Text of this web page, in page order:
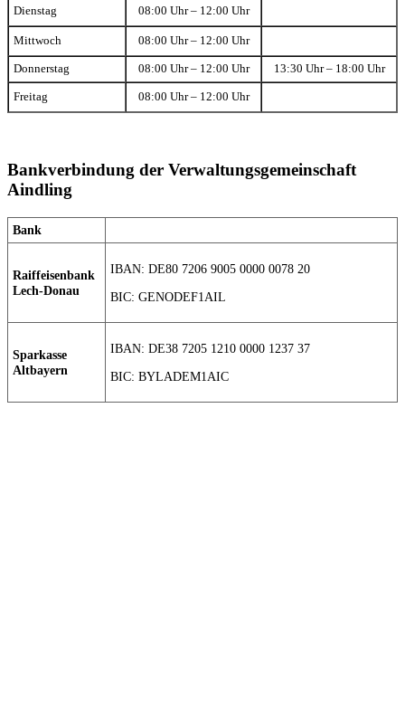
Dienstag 08:00 Uhr – 12:00 Uhr
Mittwoch 08:00 Uhr – 12:00 Uhr
Donnerstag 08:00 Uhr – 12:00 Uhr 13:30 Uhr – 18:00 Uhr
Freitag 08:00 Uhr – 12:00 Uhr
Bankverbindung der Verwaltungsgemeinschaft
Aindling
Bank
Raiffeisenbank
Lech-Donau
IBAN: DE80 7206 9005 0000 0078 20
BIC: GENODEF1AIL
Sparkasse
Altbayern
IBAN: DE38 7205 1210 0000 1237 37
BIC: BYLADEM1AIC